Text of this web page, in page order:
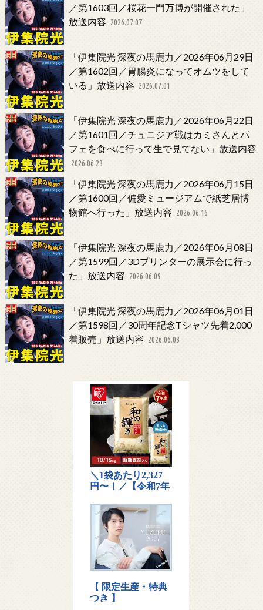
／第1603回／桜花一門万博が開催された」
放送内容 2026.07.07
「伊集院光 深夜の馬鹿力／2026年06月29日
／第1602回／胃腸炎になってオムツをして
いる」放送内容 2026.07.01
「伊集院光 深夜の馬鹿力／2026年06月22日
／第1601回／チュニジア戦はカミさんとパ
フェを食べに行って生で見てない」放送内容
2026.06.23
「伊集院光 深夜の馬鹿力／2026年06月15日
／第1600回／偏愛ミュージアムで紙芝居博
物館へ行った」放送内容 2026.06.16
「伊集院光 深夜の馬鹿力／2026年06月08日
／第1599回／3Dプリンターの展示会に行っ
た」放送内容 2026.06.09
「伊集院光 深夜の馬鹿力／2026年06月01日
／第1598回／30周年記念Tシャツ先着2,000
着販売」放送内容 2026.06.03